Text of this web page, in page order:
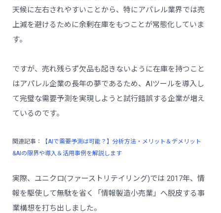
天候に左右されやすいことから、特にアパレル業界では売
上減を避けるために余剰在庫をもつことが常態化していま
す。
ですが、売れ残らず欠品も起きないように在庫を持つこと
はアパレル企業の長年の夢であるため、AIツールを導入し
て完璧な需要予測を実現しようと試行錯誤する企業が増え
ているのです。
関連記事：
【AIで需要予測は可能？】分析方法・メリット＆デメリット
&AIの限界や導入＆活用事例を解説します
実際、ユニクロ(ファーストリテイリング)では 2017年、情
報を駆使して無駄を省く「情報製造小売業」へ脱皮する事
業構想を打ち出しました。